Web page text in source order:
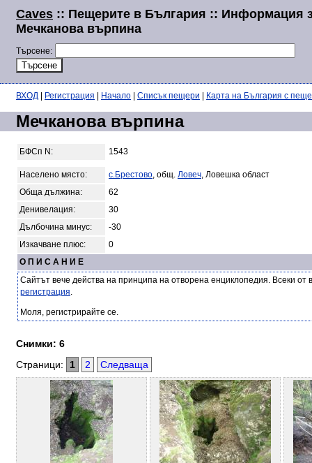
Caves :: Пещерите в България :: Информация
Мечканова върпина
Търсене:
ВХОД Регистрация Начало Списък пещери Карта на България с
Мечканова върпина
БФСп N: 1543
Населено място: с.Брестово, общ. Ловеч, Ловешка област
Обща дължина:
62
Денивелация:
30
Дълбочина минус:
-30
Изкачване плюс:
0
О П И С А Н И Е
Сайтът вече действа на принципа на отворена енциклопедия. Всеки
регистрация.
Моля, регистрирайте се.
Снимки: 6
Страници:
1 2 Следваща